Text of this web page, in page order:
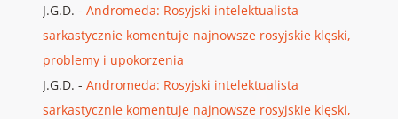
J.G.D. - Andromeda: Rosyjski intelektualista
sarkastycznie komentuje najnowsze rosyjskie klęski,
problemy i upokorzenia
J.G.D. - Andromeda: Rosyjski intelektualista
sarkastycznie komentuje najnowsze rosyjskie klęski,